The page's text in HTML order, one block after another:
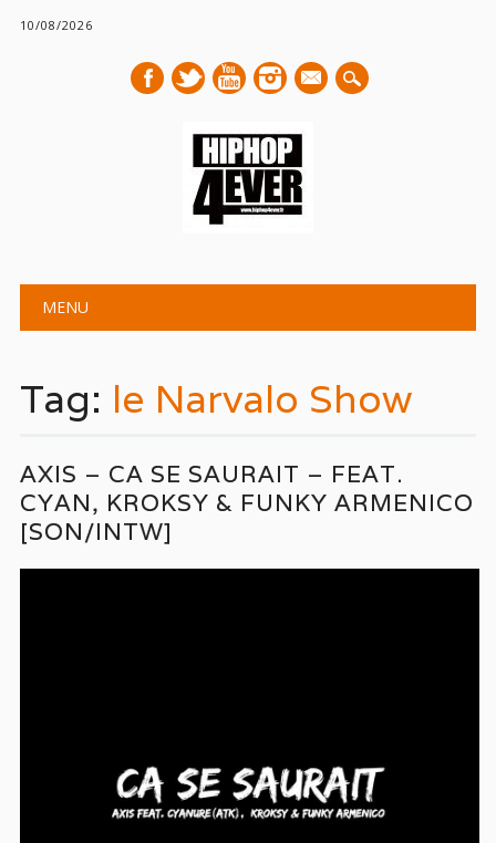
10/08/2026
mail
Main menu
MENU
Tag: le Narvalo Show
AXIS – CA SE SAURAIT – FEAT.
CYAN, KROKSY & FUNKY ARMENICO
[SON/INTW]